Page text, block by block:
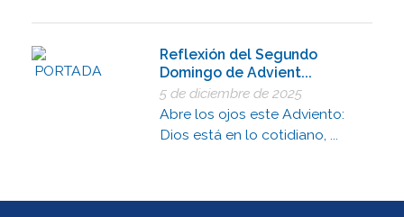
Reflexión del Segundo
Domingo de Advient...
5 de diciembre de 2025
Abre los ojos este Adviento:
Dios está en lo cotidiano, ...